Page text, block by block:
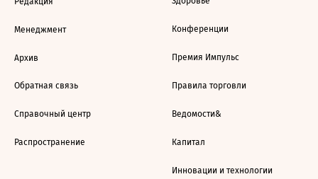
Менеджмент
Архив
Обратная связь
Справочный центр
Распространение
Конференции
Премия Импульс
Правила торговли
Ведомости&
Капитал
Инновации и технологии